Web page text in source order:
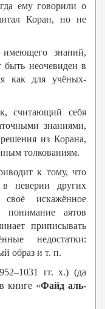
ему говорили о
Коран, но не
знаний,
быть неочевиден в
как для учёных-
считающий себя
знаниями,
решения из Корана,
толкованиям.
к тому, что
в неверии других
искажённое
понимание аятов
приписывать
недостатки:
образ и т. п.
гг. х.) (да
книге «Файд аль-